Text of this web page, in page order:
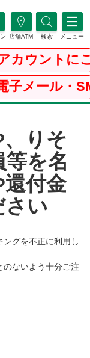
店舗ATM 検索 メニュー
ウントにご
ール・
りそ
を名
付金
さい
ングを不正に利用し
ないよう十分ご注